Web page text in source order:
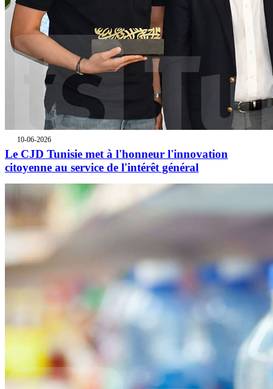
10-06-2026
Le CJD Tunisie met à l'honneur l'innovation
citoyenne au service de l'intérêt général